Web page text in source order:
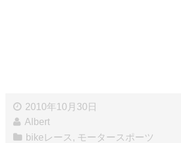
2010年10月30日
Albert
bikeレース , モータースポーツ